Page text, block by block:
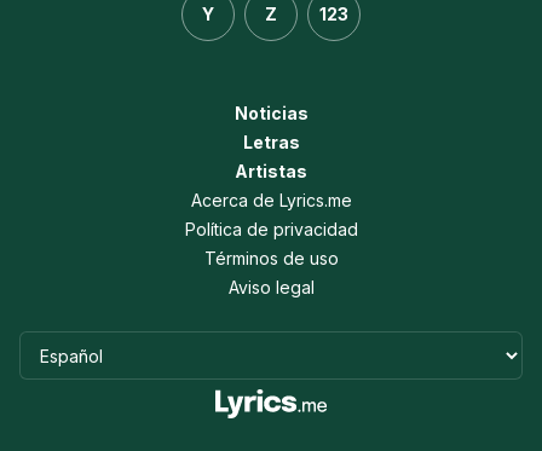
Y Z 123
Noticias
Letras
Artistas
Acerca de Lyrics.me
Política de privacidad
Términos de uso
Aviso legal